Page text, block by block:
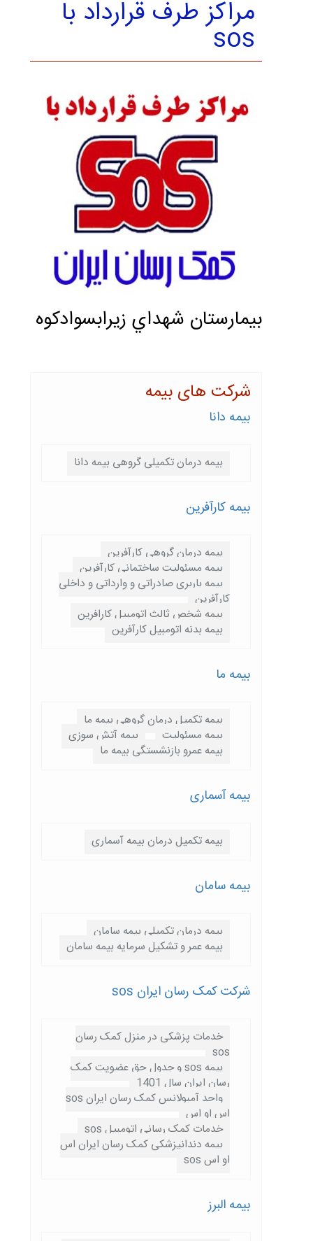
مراکز طرف قرارداد با
sos
بيمارستان شهداي زيرابسوادكوه‌
شرکت های بیمه
بیمه دانا
بیمه درمان تکمیلی گروهی بیمه دانا
بیمه کارآفرین
بیمه درمان گروهی کارآفرین
بیمه مسئولیت ساختمانی کارآفرین
بیمه باربری صادراتی و وارداتی و داخلی
کارآفرین
بیمه شخص ثالث اتومبیل کارافرین
بیمه بدنه اتومبیل کارآفرین
بیمه ما
بیمه تکمیل درمان گروهی بیمه ما
بیمه مسئولیت
بیمه آتش سوزی
بیمه عمرو بازنشستگی بیمه ما
بیمه آسماری
بیمه تکمیل درمان بیمه آسماری
بیمه سامان
بیمه درمان تکمیلی بیمه سامان
بیمه عمر و تشکیل سرمایه بیمه سامان
شرکت کمک رسان ایران sos
خدمات پزشکی در منزل کمک رسان
sos
بیمه sos و جدول حق عضویت کمک
رسان ایران سال 1401
واحد آمبولانس کمک رسان ایران sos
اس او اس
خدمات کمک رسانی اتومبیل sos
بیمه دندانپزشکی کمک رسان ایران اس
او اس sos
بیمه البرز